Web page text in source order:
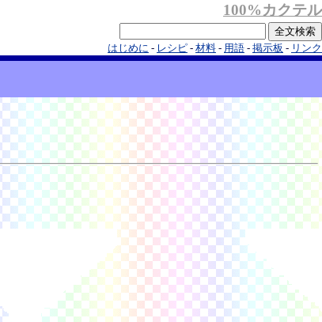
100%カクテル
はじめに - レシピ - 材料 - 用語 - 掲示板 - リンク